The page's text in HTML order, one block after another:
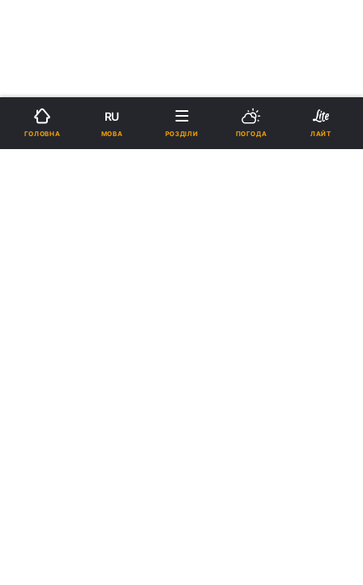
ГОЛОВНА
RU
МОВА РОЗДІЛИ ПОГОДА ЛАЙТ